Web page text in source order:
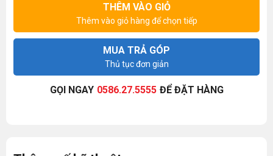
THÊM VÀO GIỎ
Thêm vào giỏ hàng để chọn tiếp
MUA TRẢ GÓP
Thủ tục đơn giản
GỌI NGAY 0586.27.5555 ĐỂ ĐẶT HÀNG